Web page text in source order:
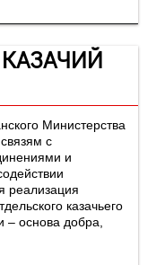
КАЗАЧИЙ
с
и
реализация
казачьего
– основа добра,